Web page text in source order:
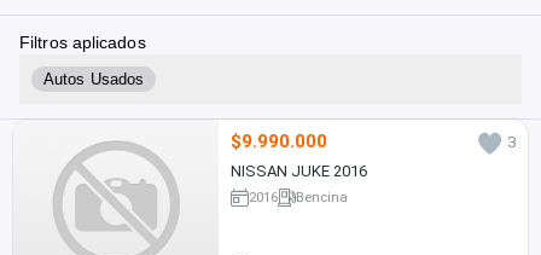
Filtros aplicados
Autos Usados
$9.990.000
3
NISSAN JUKE 2016
2016 Bencina